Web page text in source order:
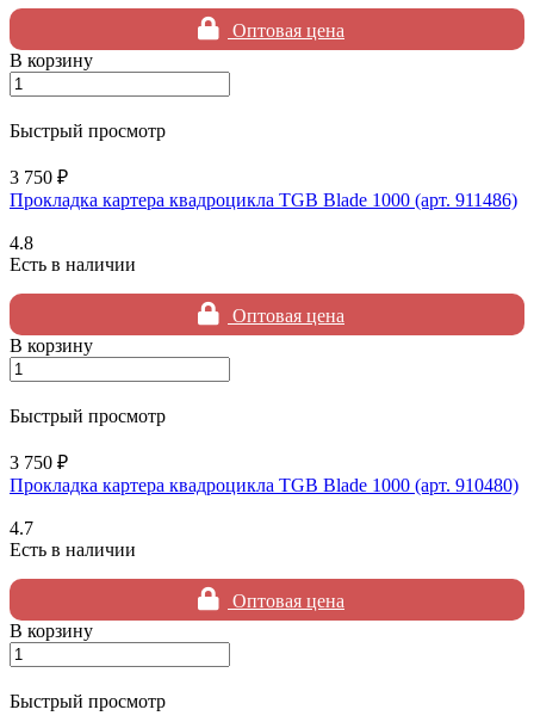
Оптовая цена
В корзину
Быстрый просмотр
3 750 ₽
Прокладка картера квадроцикла TGB Blade 1000 (арт. 911486)
4.8
Есть в наличии
Оптовая цена
В корзину
Быстрый просмотр
3 750 ₽
Прокладка картера квадроцикла TGB Blade 1000 (арт. 910480)
4.7
Есть в наличии
Оптовая цена
В корзину
Быстрый просмотр